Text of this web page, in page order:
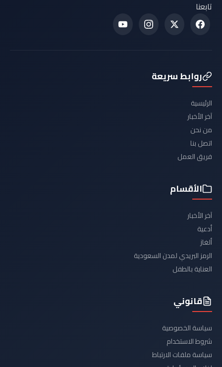
تابعنا
روابط سريعة
الرئيسية
آخر الأخبار
من نحن
اتصل بنا
فريق العمل
الأقسام
آخر الأخبار
أدعية
ألغاز
الرمز البريدي لمدن السعودية
العناية بالطفل
قانوني
سياسة الخصوصية
شروط الاستخدام
سياسة ملفات الارتباط